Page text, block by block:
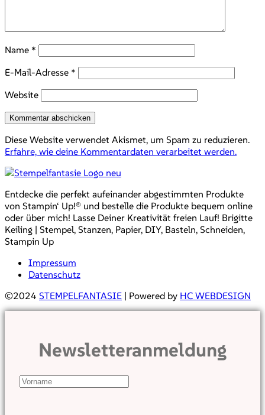
Name *
E-Mail-Adresse *
Website
Diese Website verwendet Akismet, um Spam zu reduzieren.
Erfahre, wie deine Kommentardaten verarbeitet werden.
Entdecke die perfekt aufeinander abgestimmten Produkte
von Stampin‘ Up!® und bestelle die Produkte bequem online
oder über mich! Lasse Deiner Kreativität freien Lauf! Brigitte
Keiling | Stempel, Stanzen, Papier, DIY, Basteln, Schneiden,
Stampin Up
Impressum
Datenschutz
©2024 STEMPELFANTASIE | Powered by HC WEBDESIGN
Newsletteranmeldung